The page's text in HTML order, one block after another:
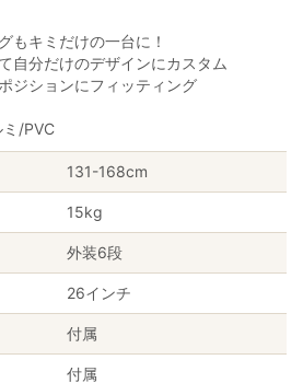
もキミだけの一台に！
自分だけのデザインにカスタム
ジションにフィッティング
/PVC
131-168cm
15kg
外装6段
26インチ
付属
付属